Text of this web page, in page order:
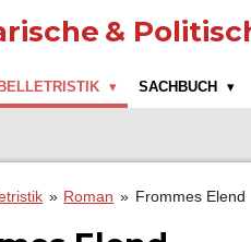
&
BELLETRISTIK SACHBUCH
» Roman » Frommes Elend